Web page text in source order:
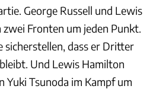
George Russell und Lewis
Fronten um jeden Punkt.
sicherstellen, dass er Dritter
Und Lewis Hamilton
Yuki Tsunoda im Kampf um